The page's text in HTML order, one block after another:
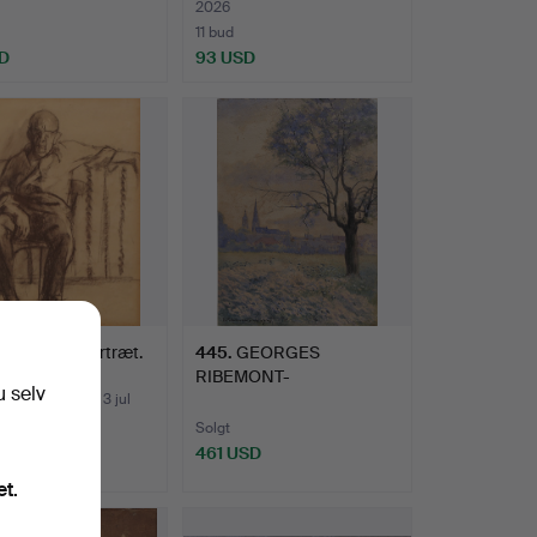
2026
11 bud
93 USD
FOLCH. Portræt.
hammerslag 3 jul
445. GEORGES
RIBEMONT-
Solgt
461 USD
selv